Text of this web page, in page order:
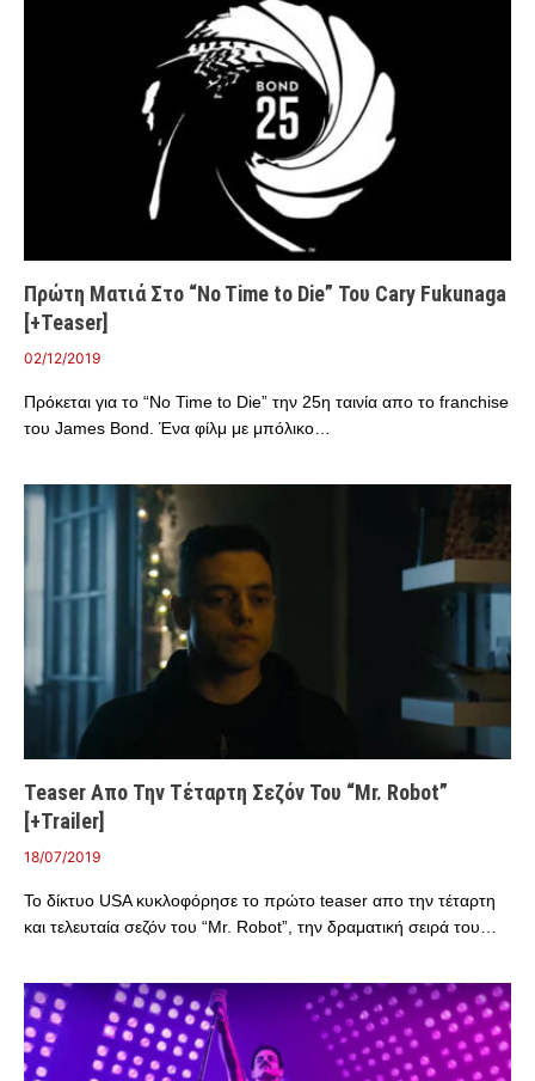
Πρώτη Ματιά Στο “No Time to Die” Του Cary Fukunaga
[+Teaser]
02/12/2019
Πρόκεται για το “No Time to Die” την 25η ταινία απο το franchise
του James Bond. Ένα φίλμ με μπόλικο…
Teaser Απο Την Τέταρτη Σεζόν Του “Mr. Robot”
[+Trailer]
18/07/2019
Το δίκτυο USA κυκλοφόρησε το πρώτο teaser απο την τέταρτη
και τελευταία σεζόν του “Mr. Robot”, την δραματική σειρά του…